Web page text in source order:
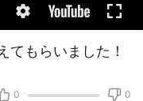
てもらいました！
0 0